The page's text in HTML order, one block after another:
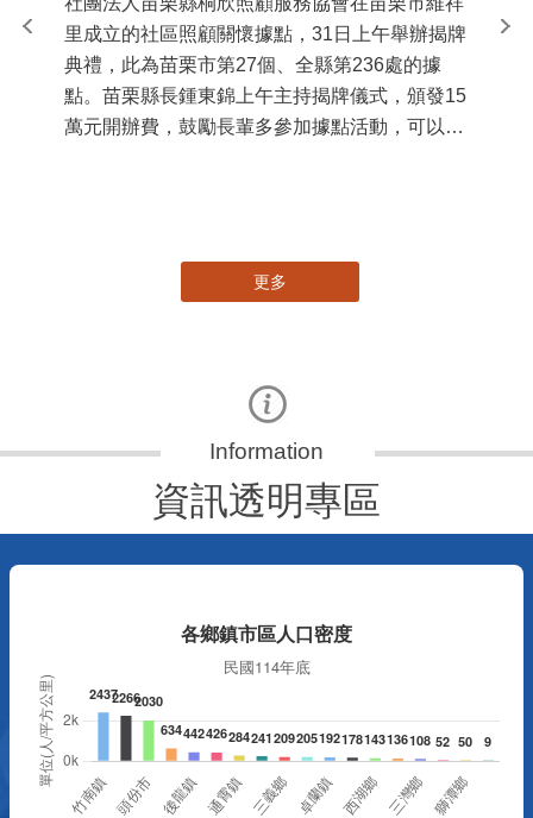
里成立的社區照顧關懷據點，31日上午舉辦揭牌
典禮，此為苗栗市第27個、全縣第236處的據
點。苗栗縣長鍾東錦上午主持揭牌儀式，頒發15
萬元開辦費，鼓勵長輩多參加據點活動，可以更
苗
更多
資訊透明專區